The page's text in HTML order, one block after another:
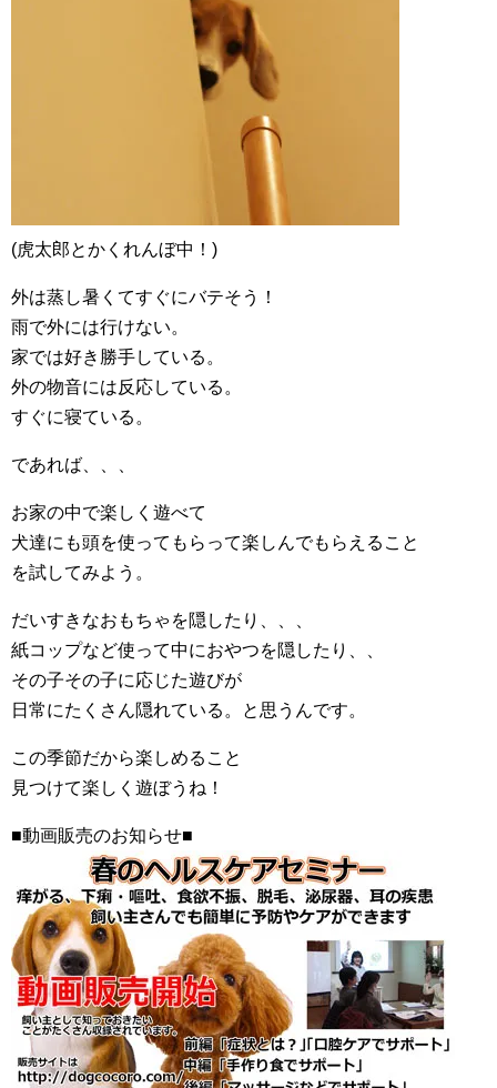
(虎太郎とかくれんぼ中！)
外は蒸し暑くてすぐにバテそう！
雨で外には行けない。
家では好き勝手している。
外の物音には反応している。
すぐに寝ている。
であれば、、、
お家の中で楽しく遊べて
犬達にも頭を使ってもらって楽しんでもらえること
を試してみよう。
だいすきなおもちゃを隠したり、、、
紙コップなど使って中におやつを隠したり、、
その子その子に応じた遊びが
日常にたくさん隠れている。と思うんです。
この季節だから楽しめること
見つけて楽しく遊ぼうね！
■動画販売のお知らせ■